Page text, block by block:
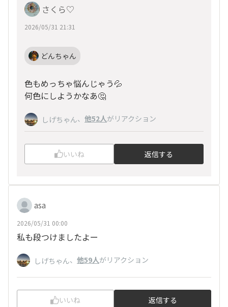
さくら♡
2026/05/31 21:31
どんちゃん
色もめっちゃ悩んじゃう💦
何色にしようかなあ🤔
しげちゃん、 他52人がリアクション
いいね 返信する
asa
2026/05/31 00:00
私も段つけましたよー
しげちゃん、 他59人がリアクション
いいね 返信する